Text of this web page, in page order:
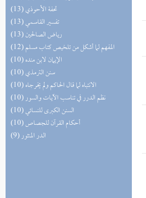
(13) تحفة الأحوذي
(13) تفسير القاسمي
(13) رياض الصالحين
(12) المفهم لما أشكل من تلخيص كتاب مسلم
(10) الإيمان لابن منده
(10) سنن الترمذي
(10) الانتباه لما قال الحاكم ولم يخرجاه
(10) نظم الدرر في تناسب الآيات والسور
(10) السنن الكبرى للنسائي
(10) أحكام القرآن للجصاص
(9) الدر المنثور